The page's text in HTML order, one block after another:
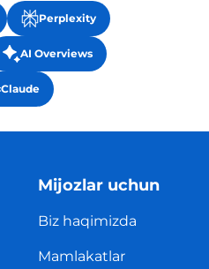
Perplexity
AI Overviews
Claude
Mijozlar uchun
Biz haqimizda
Mamlakatlar